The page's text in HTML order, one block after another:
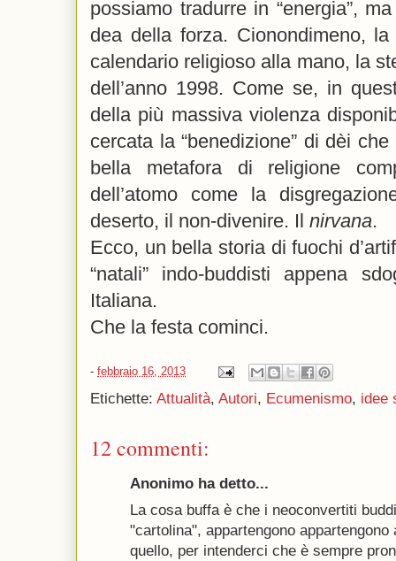
possiamo tradurre in “energia”,
dea della forza. Cionondimeno, la
calendario religioso alla mano, la
dell’anno 1998. Come se, in
della più massiva violenza
cercata la “benedizione” di dèi
bella metafora di religione
dell’atomo come la
deserto, il non-divenire. Il nirvana.
Ecco, un bella storia di fuochi
“natali” indo-buddisti appena
Italiana.
Che la festa cominci.
- febbraio 16, 2013
Etichette: Attualità, Autori, Ecumenismo, idee
12 commenti:
Anonimo ha detto...
La cosa buffa è che i neoconvertiti
"cartolina", appartengono
quello, per intenderci che è sempre